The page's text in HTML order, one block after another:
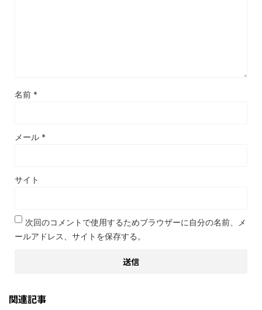
名前 *
メール *
サイト
次回のコメントで使用するためブラウザーに自分の名前、メ
ールアドレス、サイトを保存する。
関連記事